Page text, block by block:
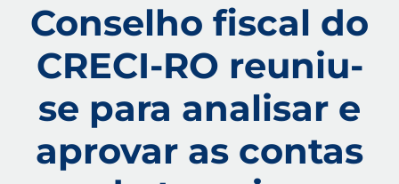
Conselho fiscal do
CRECI-RO reuniu-
se para analisar e
aprovar as contas